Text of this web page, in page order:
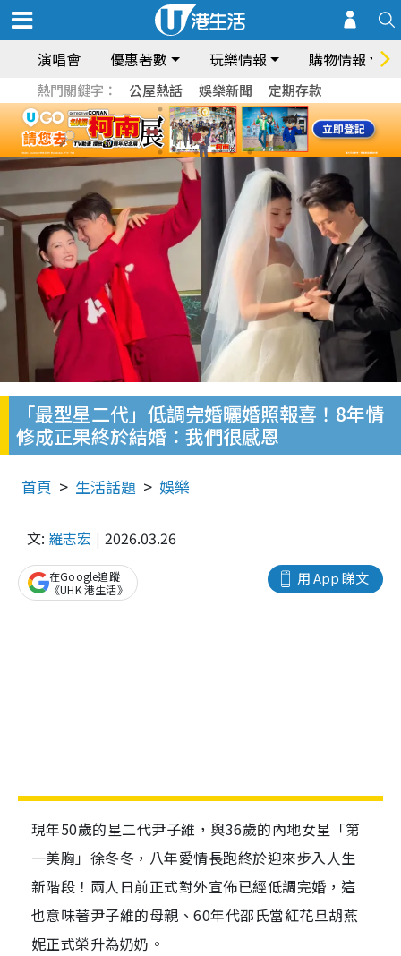
演唱會 優惠著數 玩樂情報 購物情報
熱門關鍵字： 公屋熱話 娛樂新聞 定期存款
「最型星二代」低調完婚曬婚照報喜！8年情
修成正果終於結婚：我們很感恩
首頁 生活話題 娛樂
文: 羅志宏 2026.03.26
用 App 睇文
在Google追蹤
《UHK 港生活》
現年50歲的星二代尹子維，與36歲的內地女星「第
一美胸」徐冬冬，八年愛情長跑終於迎來步入人生
新階段！兩人日前正式對外宣佈已經低調完婚，這
也意味著尹子維的母親、60年代邵氏當紅花旦胡燕
妮正式榮升為奶奶。